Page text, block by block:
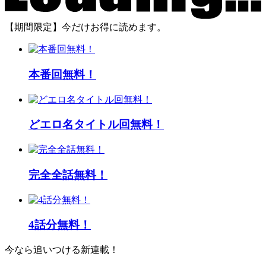
【期間限定】今だけお得に読めます。
本番回無料！
どエロ名タイトル回無料！
完全全話無料！
4話分無料！
今なら追いつける新連載！